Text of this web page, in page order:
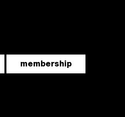
membership